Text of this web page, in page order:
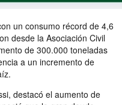
un consumo récord de 4,6
desde la Asociación Civil
de 300.000 toneladas
a un incremento de
destacó el aumento de